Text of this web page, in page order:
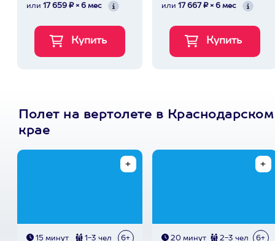
или 17 659 ₽ × 6 мес или 17 667 ₽ × 6 мес
Полет на вертолете в Краснодарском
крае
15 минут 1-3 чел 6+ 20 минут 2-3 чел 6+